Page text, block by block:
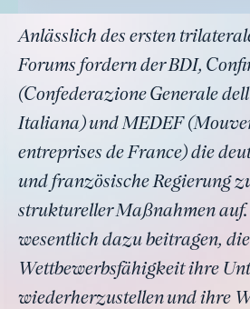
Anlässlich des ersten
Forums fordern der BDI,
(Confederazione Generale
Italiana) und MEDEF
entreprises de France) die
und französische Regierung
struktureller Maßnahmen auf.
wesentlich dazu beitragen, die
Wettbewerbsfähigkeit ihre
wiederherzustellen und ihre